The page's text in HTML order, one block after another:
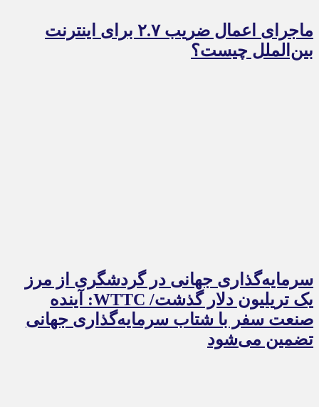
ماجرای اعمال ضریب ۲.۷ برای اینترنت
بین‌الملل چیست؟
سرمایه‌گذاری جهانی در گردشگری از مرز
یک تریلیون دلار گذشت/ WTTC: آینده
صنعت سفر با شتاب سرمایه‌گذاری جهانی
تضمین می‌شود